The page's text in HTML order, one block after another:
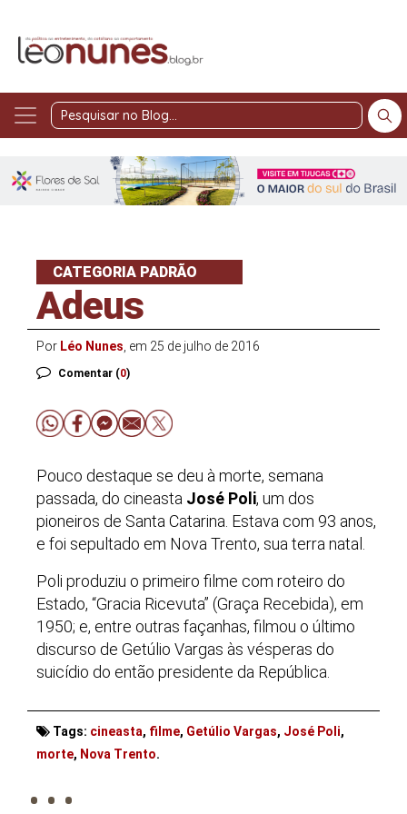
Pesquisar
Blog
CATEGORIA PADRÃO
Adeus
Por Léo Nunes, em 25 de julho de 2016
Comentar (0)
Pouco destaque se deu à morte, semana
passada, do cineasta José Poli, um dos
pioneiros de Santa Catarina. Estava com 93 anos,
e foi sepultado em Nova Trento, sua terra natal.
Poli produziu o primeiro filme com roteiro do
Estado, “Gracia Ricevuta” (Graça Recebida), em
1950; e, entre outras façanhas, filmou o último
discurso de Getúlio Vargas às vésperas do
suicídio do então presidente da República.
Tags: cineasta, filme, Getúlio Vargas, José Poli,
morte, Nova Trento.
. . .